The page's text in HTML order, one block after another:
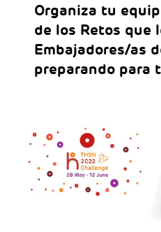
Organiza tu
de los Retos que
Embajadores/as
preparando para